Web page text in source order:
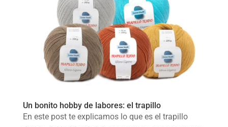
Un bonito hobby de labores: el trapillo
En este post te explicamos lo que es el trapillo